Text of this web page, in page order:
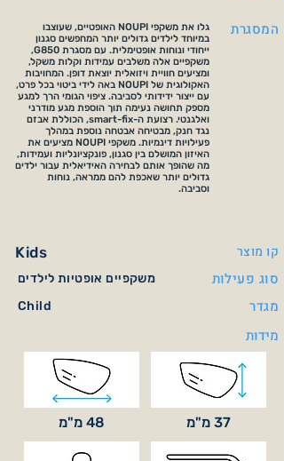
גלו את משקפי NOUPI האופטיים, שעוצבו
במיוחד לילדים גדולים יותר המחפשים סגנון
ייחודי ונוחות אופטימלית. עם מסגרת G850,
משקפיים אלה משלבים עמידות וקלות משקל,
ומציעים חוויית ויזואלית יוצאת דופן. המחויבות
האקולוגית של NOUPI באה לידי ביטוי בכל פרט,
עם ייצור ידידותי לסביבה. ציפוי הגומי הרך למגע
מספק תחושה נעימה תוך הוספת מגע מודרני
ואלגנטי. רצועת ה-smart-fix, הכוללת אבזם
נגד חנק, מבטיחה אבטחה נוספת במהלך
פעילויות דינמיות. משקפי NOUPI מציעים את
האיזון המושלם בין סגנון, פונקציונליות ועמידות,
מה שהופך אותם לבחירה האידיאלית עבור ילדים
גדולים יותר שאכפת להם ממראה, נוחות
וסביבה.
המסגרת
Kids קו מוצר
משקפיים אופטיות לילדים סוג פעילות
Child
מגדר
מידות
48 מ"מ 37 מ"מ